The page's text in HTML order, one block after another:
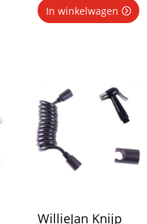
In winkelwagen
WillieJan Knijp